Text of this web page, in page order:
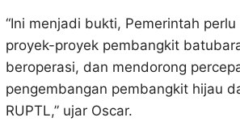
“Ini menjadi bukti, Pemerintah
proyek-proyek pembangkit
beroperasi, dan mendorong
pengembangan pembangkit hijau
RUPTL,” ujar Oscar.